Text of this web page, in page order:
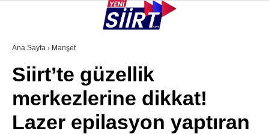
KURTALAN
ERUH
Ana Sayfa › Manşet
Siirt’te güzellik
merkezlerine dikkat!
Lazer epilasyon yaptıran